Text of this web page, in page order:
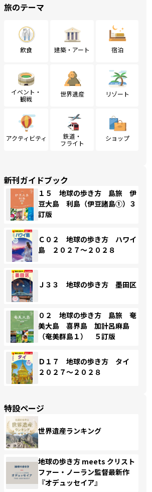
旅のテーマ
飲食 建築・アート 宿泊
イベント・
観戦
世界遺産 リゾート
アクティビティ
鉄道・
フライト
ショップ
新刊ガイドブック
１５ 地球の歩き方 島旅 伊
豆大島 利島（伊豆諸島①）３
訂版
Ｃ０２ 地球の歩き方 ハワイ
島 ２０２７～２０２８
Ｊ３３ 地球の歩き方 墨田区
０２ 地球の歩き方 島旅 奄
美大島 喜界島 加計呂麻島
（奄美群島１） ５訂版
Ｄ１７ 地球の歩き方 タイ
２０２７～２０２８
特設ページ
世界遺産ランキング
地球の歩き方 meets クリスト
ファー・ノーラン監督最新作
『オデュッセイア』